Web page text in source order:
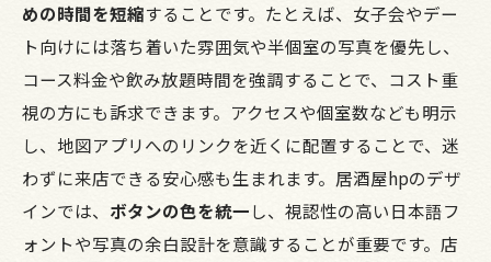
めの時間を短縮することです。たとえば、女子会やデー
ト向けには落ち着いた雰囲気や半個室の写真を優先し、
コース料金や飲み放題時間を強調することで、コスト重
視の方にも訴求できます。アクセスや個室数なども明示
し、地図アプリへのリンクを近くに配置することで、迷
わずに来店できる安心感も生まれます。居酒屋hpのデザ
インでは、 ボタンの色を統一し、視認性の高い日本語フ
ォントや写真の余白設計を意識することが重要です。店